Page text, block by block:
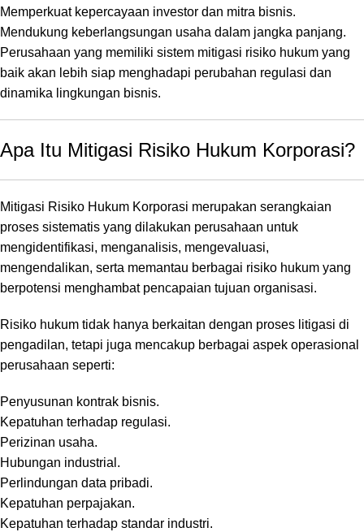
Memperkuat kepercayaan investor dan mitra bisnis.
Mendukung keberlangsungan usaha dalam jangka panjang.
Perusahaan yang memiliki sistem mitigasi risiko hukum yang
baik akan lebih siap menghadapi perubahan regulasi dan
dinamika lingkungan bisnis.
Apa Itu Mitigasi Risiko Hukum Korporasi?
Mitigasi Risiko Hukum Korporasi merupakan serangkaian
proses sistematis yang dilakukan perusahaan untuk
mengidentifikasi, menganalisis, mengevaluasi,
mengendalikan, serta memantau berbagai risiko hukum yang
berpotensi menghambat pencapaian tujuan organisasi.
Risiko hukum tidak hanya berkaitan dengan proses litigasi di
pengadilan, tetapi juga mencakup berbagai aspek operasional
perusahaan seperti:
Penyusunan kontrak bisnis.
Kepatuhan terhadap regulasi.
Perizinan usaha.
Hubungan industrial.
Perlindungan data pribadi.
Kepatuhan perpajakan.
Kepatuhan terhadap standar industri.